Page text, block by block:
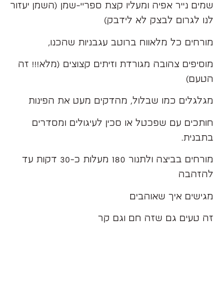
שמים נייר אפיה ומעליו קצת ספריי-שמן (השמן יעזור
לנו לגרום לבצק לא לידבק)
מורחים כל מלאווח ברוטב עגבניות שהכנו,
מוסיפים צהובה מגורדת וזיתים קצוצים (מלא!!! זה
הטעם)
מגלגלים כמו שבלול, מהדקים מעט את הפינות
חותכים עם שפכטל או סכין לעיגולים ומסדרים
בתבנית.
מורחים בביצה ולתנור 180 מעלות כ-30 דקות עד
להזהבה
מגישים איך שאוהבים
זה טעים גם שזה חם וגם קר